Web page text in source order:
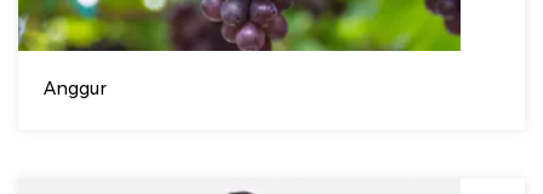
Anggur